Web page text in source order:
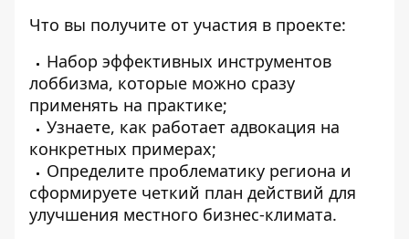
Что вы получите от участия в проекте:
Набор эффективных инструментов
лоббизма, которые можно сразу
применять на практике;
Узнаете, как работает адвокация на
конкретных примерах;
Определите проблематику региона и
сформируете четкий план действий для
улучшения местного бизнес-климата.